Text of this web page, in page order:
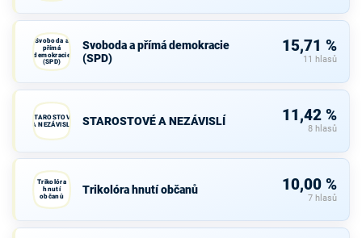
Svoboda a
přímá
demokracie
(SPD)
Svoboda a přímá demokracie
(SPD)
15,71 %
11 hlasů
STAROSTOVÉ
A NEZÁVISLÍ
STAROSTOVÉ A NEZÁVISLÍ 11,42 %
8 hlasů
Trikolóra
hnutí
občanů
Trikolóra hnutí občanů 10,00 %
7 hlasů